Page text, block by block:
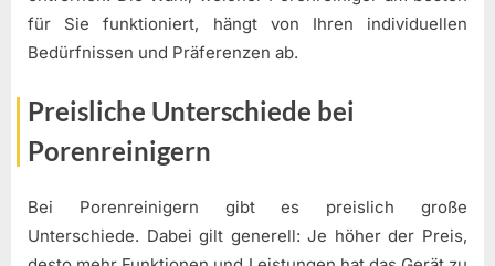
für Sie funktioniert, hängt von Ihren individuellen
Bedürfnissen und Präferenzen ab.
Preisliche Unterschiede bei
Porenreinigern
Bei Porenreinigern gibt es preislich große
Unterschiede. Dabei gilt generell: Je höher der Preis,